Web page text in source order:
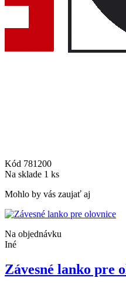
Kód 781200
Na sklade 1 ks
Mohlo by vás zaujať aj
Na objednávku
Iné
Závesné lanko pre